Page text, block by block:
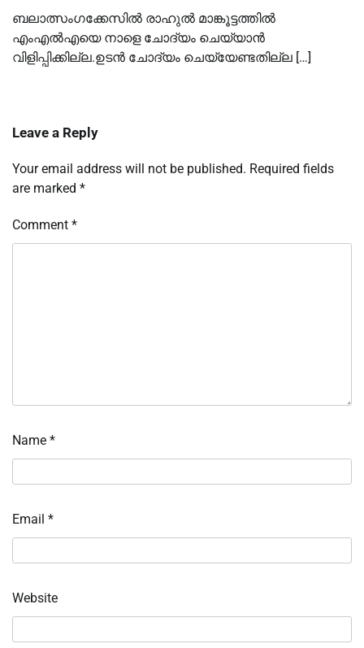
ബലാത്സംഗക്കേസില്‍ രാഹുല്‍ മാങ്കൂട്ടത്തില്‍
എംഎല്‍എയെ നാളെ ചോദ്യം ചെയ്യാൻ
വിളിപ്പിക്കില്ല.ഉടൻ ചോദ്യം ചെയ്യേണ്ടതില്ല […]
Leave a Reply
Your email address will not be published. Required fields
are marked *
Comment *
Name *
Email *
Website